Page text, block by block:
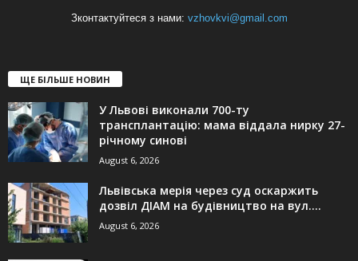
Зконтактуйтеся з нами: vzhovkvi@gmail.com
ЩЕ БІЛЬШЕ НОВИН
У Львові виконали 700-ту
трансплантацію: мама віддала нирку 27-
річному синові
August 6, 2026
Львівська мерія через суд оскаржить
дозвіл ДІАМ на будівництво на вул....
August 6, 2026